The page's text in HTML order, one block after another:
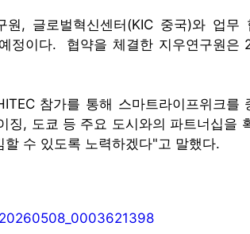
, 글로벌혁신센터(KIC 중국)와 업
정이다. 협약을 체결한 지우연구원
참가를 통해 스마트라이프위크
징, 도쿄 등 주요 도시와의 파트너십을
수 있도록 노력하겠다"고 말했다.